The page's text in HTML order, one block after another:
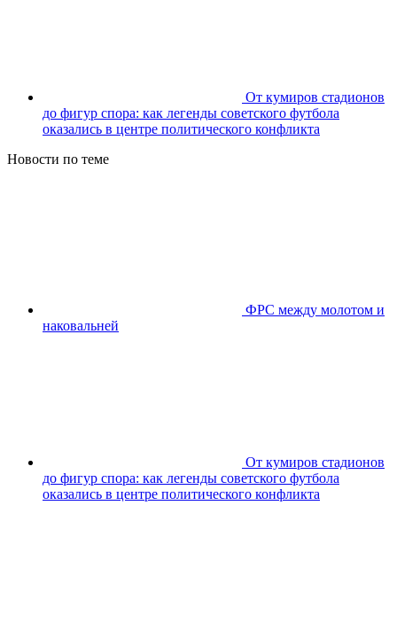
От кумиров стадионов
до фигур спора: как легенды советского футбола
оказались в центре политического конфликта
Новости по теме
ФРС между молотом и
наковальней
От кумиров стадионов
до фигур спора: как легенды советского футбола
оказались в центре политического конфликта